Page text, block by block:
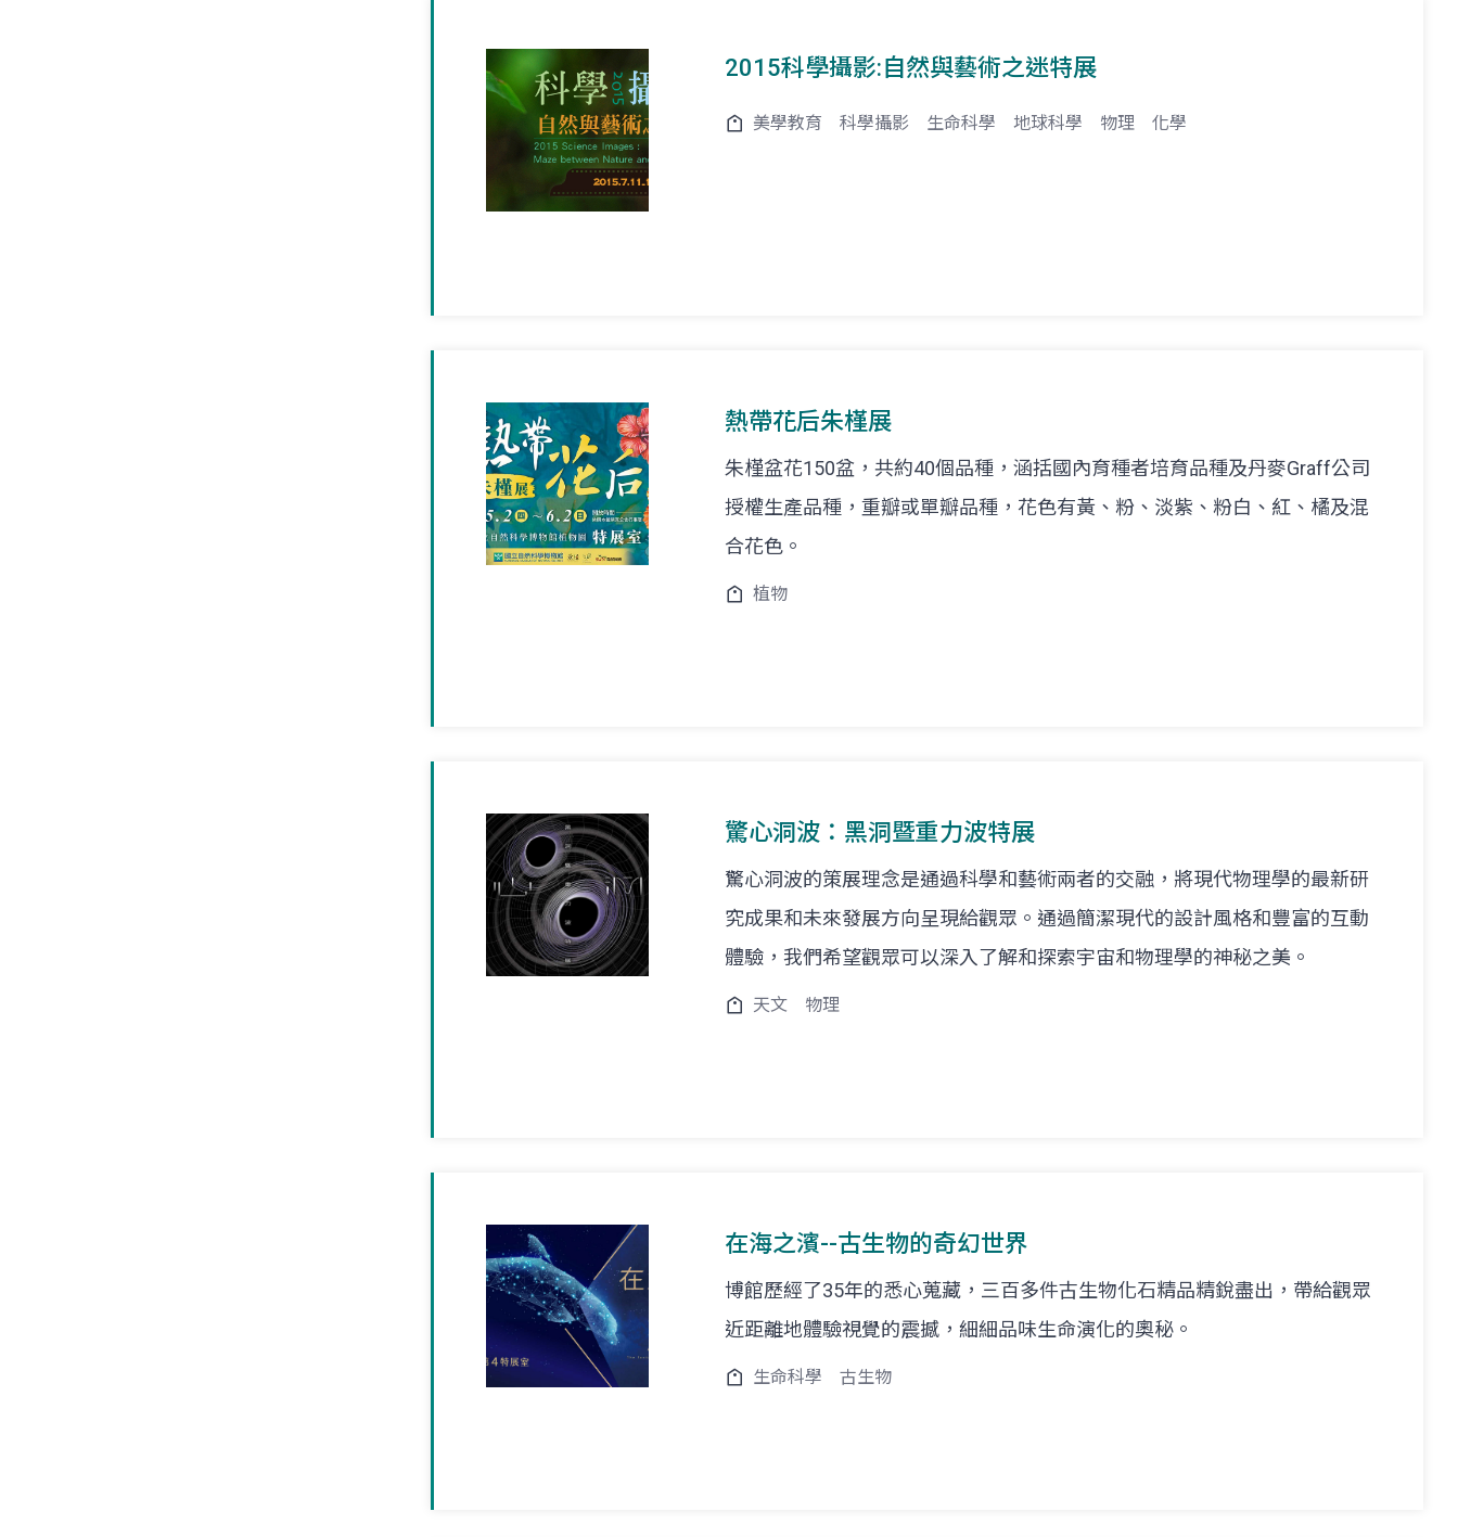
2015科學攝影:自然與藝術之迷特展
美學教育 科學攝影 生命科學 地球科學 物理 化學
熱帶花后朱槿展
朱槿盆花150盆，共約40個品種，涵括國內育種者培育品種及丹麥Graff公司
授權生產品種，重瓣或單瓣品種，花色有黃、粉、淡紫、粉白、紅、橘及混
合花色。
植物
驚心洞波：黑洞暨重力波特展
驚心洞波的策展理念是通過科學和藝術兩者的交融，將現代物理學的最新研
究成果和未來發展方向呈現給觀眾。通過簡潔現代的設計風格和豐富的互動
體驗，我們希望觀眾可以深入了解和探索宇宙和物理學的神秘之美。
天文 物理
在海之濱--古生物的奇幻世界
博館歷經了35年的悉心蒐藏，三百多件古生物化石精品精銳盡出，帶給觀眾
近距離地體驗視覺的震撼，細細品味生命演化的奧秘。
生命科學 古生物